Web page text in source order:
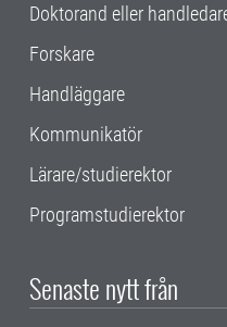
Doktorand eller
Forskare
Handläggare
Kommunikatör
Lärare/studierektor
Programstudierektor
Senaste nytt från